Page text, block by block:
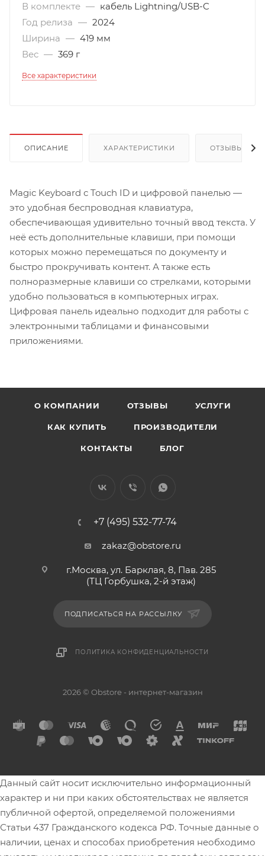
В комплекте — кабель Lightning/USB-C
Год релиза — 2024
Ширина — 419 мм
Вес — 369 г
Все характеристики
ОПИСАНИЕ ХАРАКТЕРИСТИКИ ОТЗЫВЫ
Magic Keyboard с Touch ID и цифровой панелью —
это удобная беспроводная клавиатура,
обеспечивающая удивительно точный ввод текста. У
неё есть дополнительные клавиши, при помощи
которых можно перемещаться по документу и
быстро прокручивать контент. А также есть
полноразмерные клавиши со стрелками, которыми
удобно пользоваться в компьютерных играх.
Цифровая панель идеально подходит для работы с
электронными таблицами и финансовыми
приложениями.
О КОМПАНИИ ОТЗЫВЫ УСЛУГИ
КАК КУПИТЬ ПРОИЗВОДИТЕЛИ
КОНТАКТЫ БЛОГ
+7 (495) 532-77-74
zakaz@obstore.ru
г.Москва, ул. Барклая, 8, Пав. 285
(ТЦ Горбушка, 2-й этаж)
ПОДПИСАТЬСЯ НА РАССЫЛКУ
ПОЛИТИКА КОНФИДЕНЦИАЛЬНОСТИ
2026 © Obstore - интернет-магазин
Данный сайт носит исключительно информационный
характер и ни при каких обстоятельствах не является
публичной офертой, определяемой положениями
Статьи 437 Гражданского кодекса РФ. Точные данные о
наличии, ценах и способах приобретения необходимо